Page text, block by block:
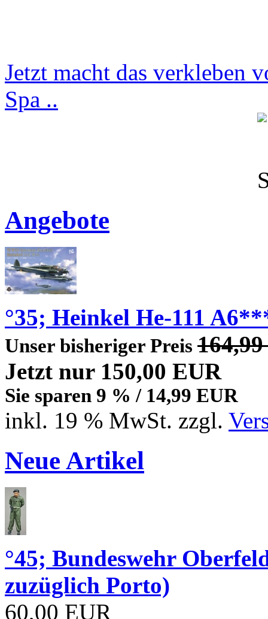
Jetzt macht das verkleben
Spa ..
Angebote
°35; Heinkel He-111
Unser bisheriger Preis
Jetzt nur 150,00 EUR
Sie sparen 9 % / 14,99 EUR
inkl. 19 % MwSt. zzgl.
Neue Artikel
°45; Bundeswehr
zuzüglich Porto)
60,00 EUR